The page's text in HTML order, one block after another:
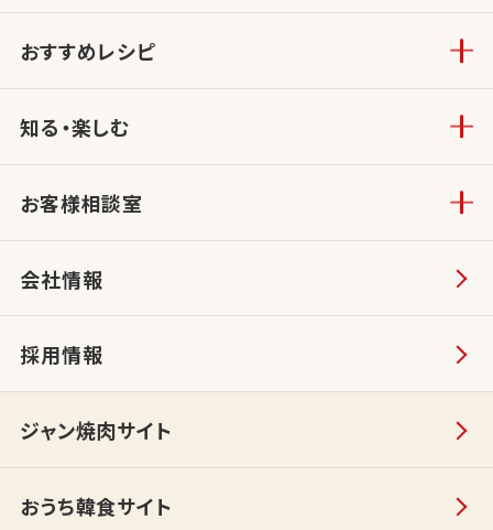
おすすめレシピ
知る・楽しむ
お客様相談室
会社情報
採用情報
ジャン焼肉サイト
おうち韓食サイト